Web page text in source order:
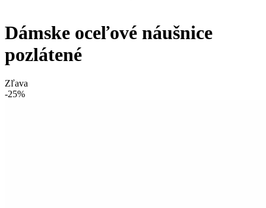
Dámske oceľové náušnice
pozlátené
Zľava
-25%